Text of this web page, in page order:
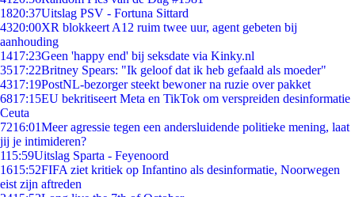
1820:37Uitslag PSV - Fortuna Sittard
4320:00XR blokkeert A12 ruim twee uur, agent gebeten bij
aanhouding
1417:23Geen 'happy end' bij seksdate via Kinky.nl
3517:22Britney Spears: "Ik geloof dat ik heb gefaald als moeder"
4317:19PostNL-bezorger steekt bewoner na ruzie over pakket
6817:15EU bekritiseert Meta en TikTok om verspreiden desinformatie
Ceuta
7216:01Meer agressie tegen een andersluidende politieke mening, laat
jij je intimideren?
115:59Uitslag Sparta - Feyenoord
1615:52FIFA ziet kritiek op Infantino als desinformatie, Noorwegen
eist zijn aftreden